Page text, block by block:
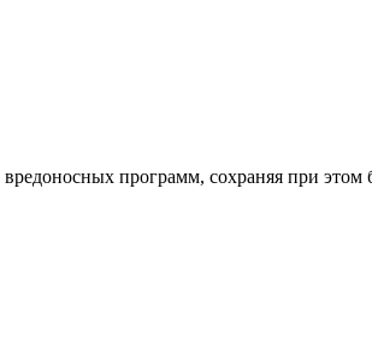
программ, сохраняя при этом